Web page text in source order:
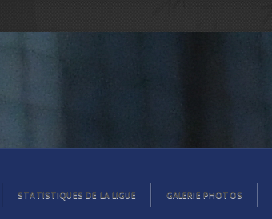
STATISTIQUES DE LA LIGUE GALERIE PHOTOS